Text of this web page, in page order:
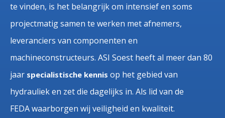
te vinden, is het belangrijk om intensief en soms
projectmatig samen te werken met afnemers,
leveranciers van componenten en
machineconstructeurs. ASI Soest heeft al meer dan 80
jaar specialistische kennis op het gebied van
hydrauliek en zet die dagelijks in. Als lid van de
FEDA waarborgen wij veiligheid en kwaliteit.